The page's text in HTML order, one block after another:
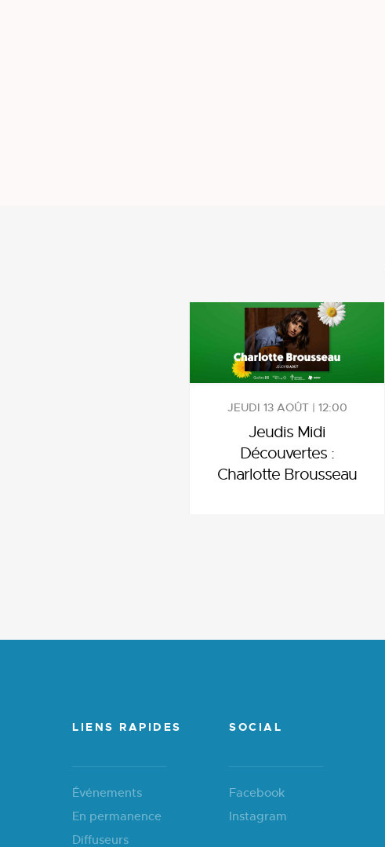
JEUDI 13 AOÛT | 12:00
Jeudis Midi
Découvertes :
Charlotte Brousseau
LIENS RAPIDES
Événements
En permanence
Diffuseurs
SOCIAL
Facebook
Instagram